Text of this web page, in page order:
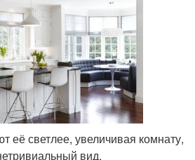
её светлее, увеличивая комнату,
вид.